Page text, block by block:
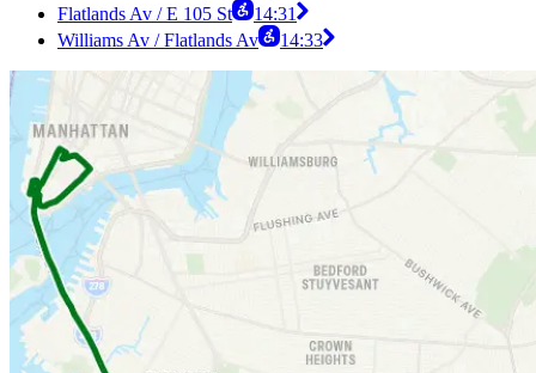
Flatlands Av / E 105 St
14:31
Williams Av / Flatlands Av
14:33